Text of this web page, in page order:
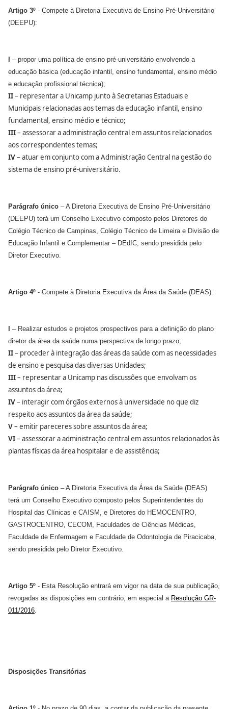
Artigo 3º - Compete à Diretoria Executiva de Ensino Pré-Universitário
(DEEPU):
– propor uma política de ensino pré-universitário envolvendo a
educação básica (educação infantil, ensino fundamental, ensino médio
e educação profissional técnica);
II– representar a Unicamp junto à Secretarias Estaduais e
Municipais relacionadas aos temas da educação infantil, ensino
fundamental, ensino médio e técnico;
III– assessorar a administração central em assuntos relacionados
aos correspondentes temas;
IV– atuar em conjunto com a Administração Central na gestão do
sistema de ensino pré-universitário.
Parágrafo único – A Diretoria Executiva de Ensino Pré-Universitário
(DEEPU) terá um Conselho Executivo composto pelos Diretores do
Colégio Técnico de Campinas, Colégio Técnico de Limeira e Divisão de
Educação Infantil e Complementar – DEdIC, sendo presidida pelo
Diretor Executivo.
Artigo 4º - Compete à Diretoria Executiva da Área da Saúde (DEAS):
– Realizar estudos e projetos prospectivos para a definição do plano
diretor da área da saúde numa perspectiva de longo prazo;
II– proceder à integração das áreas da saúde com as necessidades
de ensino e pesquisa das diversas Unidades;
III– representar a Unicamp nas discussões que envolvam os
assuntos da área;
IV– interagir com órgãos externos à universidade no que diz
respeito aos assuntos da área da saúde;
V– emitir pareceres sobre assuntos da área;
VI– assessorar a administração central em assuntos relacionados às
plantas físicas da área hospitalar e de assistência;
Parágrafo único – A Diretoria Executiva da Área da Saúde (DEAS)
terá um Conselho Executivo composto pelos Superintendentes do
Hospital das Clínicas e CAISM, e Diretores do HEMOCENTRO,
GASTROCENTRO, CECOM, Faculdades de Ciências Médicas,
Faculdade de Enfermagem e Faculdade de Odontologia de Piracicaba,
sendo presidida pelo Diretor Executivo.
Artigo 5º - Esta Resolução entrará em vigor na data de sua publicação,
revogadas as disposições em contrário, em especial a Resolução GR-
011/2016.
Disposições Transitórias